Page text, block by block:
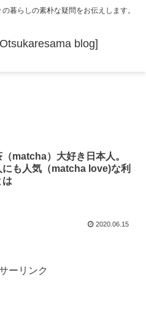
暮らしの素朴な疑問をお伝えします。
blog]
（matcha）大好き日本人。
にも人気（matcha love)な利
は
2020.06.15
ーリンク